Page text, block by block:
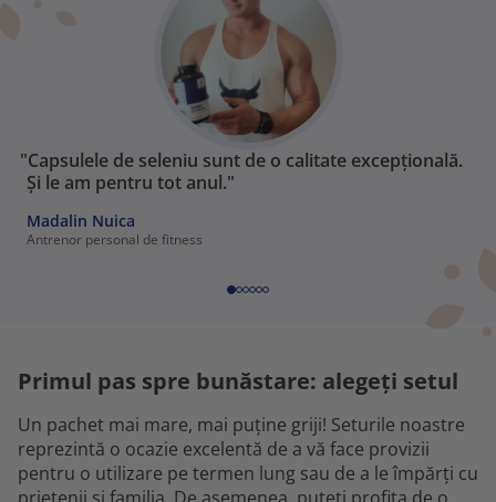
"Capsulele de seleniu sunt de o calitate excepțională.
Și le am pentru tot anul."
Madalin Nuica
Antrenor personal de fitness
Primul pas spre bunăstare: alegeți setul
Un pachet mai mare, mai puține griji! Seturile noastre
reprezintă o ocazie excelentă de a vă face provizii
pentru o utilizare pe termen lung sau de a le împărți cu